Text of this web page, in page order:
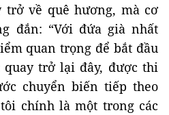
về quê hương, mà cơ
đắn: “Với đứa già nhất
quan trọng để bắt đầu
trở lại đây, được thi
chuyển biến tiếp theo
chính là một trong các